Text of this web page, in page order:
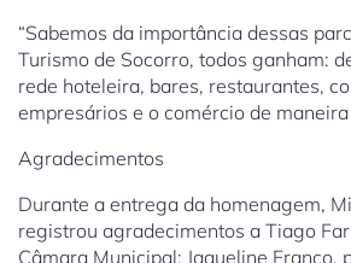
“Sabemos da importância dessas
Turismo de Socorro, todos ganham:
rede hoteleira, bares, restaurantes,
empresários e o comércio de
Agradecimentos
Durante a entrega da homenagem,
registrou agradecimentos a Tiago
Câmara Municipal; Jaqueline Franco,